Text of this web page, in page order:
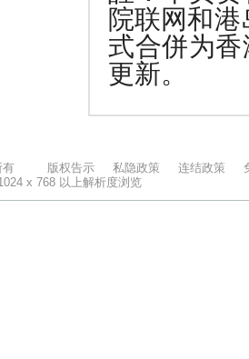
有 版权告示 私隐政策 连结政策
x 768 以上解析度浏览